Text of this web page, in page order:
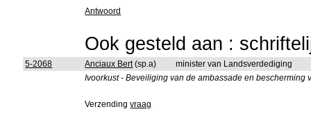
Antwoord
Ook gesteld aan :
5-2068 Anciaux Bert(sp.a)
minister van Landsverdediging
Ivoorkust - Beveiliging van de ambassade en
Verzendingvraag